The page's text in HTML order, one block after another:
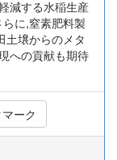
減する水稲生産
に,窒素肥料製
土壌からのメタ
への貢献も期待
ーク